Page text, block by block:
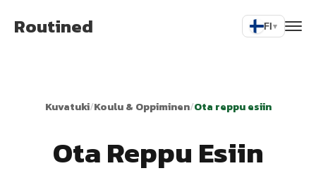
Routined FI▾
Kuvatuki/Koulu & Oppiminen/Ota reppu esiin
Ota Reppu Esiin